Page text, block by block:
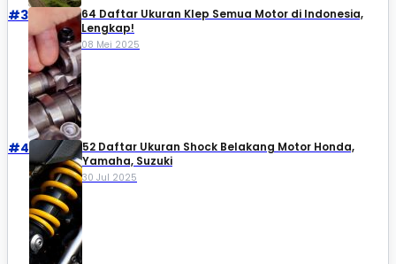
#3
64 Daftar Ukuran Klep Semua Motor di Indonesia,
Lengkap!
08 Mei 2025
#4
52 Daftar Ukuran Shock Belakang Motor Honda,
Yamaha, Suzuki​
30 Jul 2025